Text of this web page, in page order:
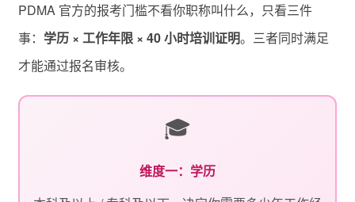
PDMA 官方的报考门槛不看你职称叫什么，只看三件
事： 学历 × 工作年限 × 40 小时培训证明。三者同时满足
才能通过报名审核。
🎓
维度一：学历